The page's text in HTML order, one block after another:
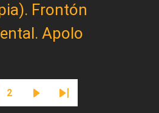
Frontón
Apolo
actual
Página
2
Siguiente página
Última página